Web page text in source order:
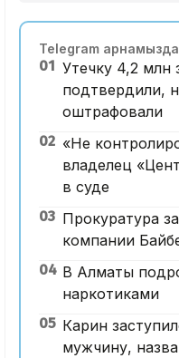
Telegram
01 Утечку 4,2 млн
подтвердили,
оштрафовали
02 «Не
владелец
в суде
03 Прокуратура
компании
04 В Алматы
наркотиками
05 Карин
мужчину,